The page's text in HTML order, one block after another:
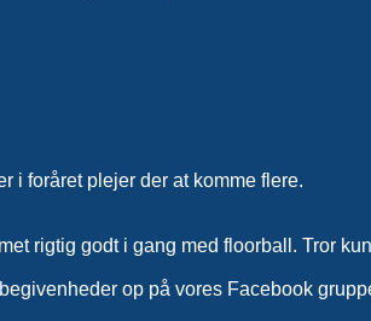
i foråret plejer der at komme flere.
rigtig godt i gang med floorball. Tror
op på vores Facebook